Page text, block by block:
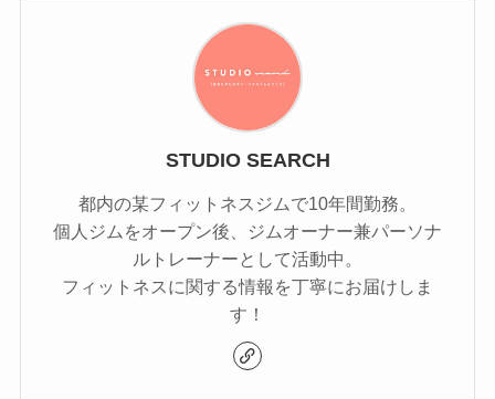
STUDIO SEARCH
都内の某フィットネスジムで10年間勤務。
個人ジムをオープン後、ジムオーナー兼パーソナ
ルトレーナーとして活動中。
フィットネスに関する情報を丁寧にお届けしま
す！